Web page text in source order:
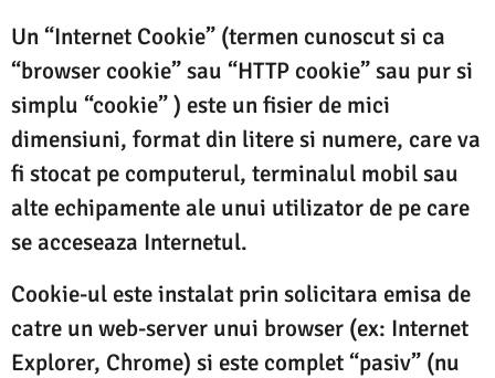
Un “Internet Cookie” (termen cunoscut si ca
“browser cookie” sau “HTTP cookie” sau pur si
simplu “cookie” ) este un fisier de mici
dimensiuni, format din litere si numere, care va
fi stocat pe computerul, terminalul mobil sau
alte echipamente ale unui utilizator de pe care
se acceseaza Internetul.
Cookie-ul este instalat prin solicitara emisa de
catre un web-server unui browser (ex: Internet
Explorer, Chrome) si este complet “pasiv” (nu